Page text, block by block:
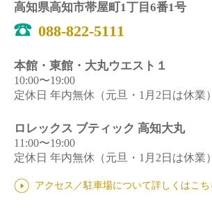
高知県高知市帯屋町1丁目6番1号
088-822-5111
本館・東館・大丸ウエスト１
10:00〜19:00
定休日 年内無休（元旦・1月2日は休業）
ロレックス ブティック 高知大丸
11:00〜19:00
定休日 年内無休（元旦・1月2日は休業）
アクセス／駐車場について詳しくはこち